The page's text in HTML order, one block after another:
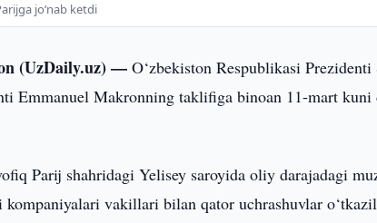
jo‘nab ketdi
(UzDaily.uz) — O‘zbekiston Respublikasi
Emmanuel Makronning taklifiga binoan 11-mart
Parij shahridagi Yelisey saroyida oliy darajadagi
vakillari bilan qator uchrashuvlar